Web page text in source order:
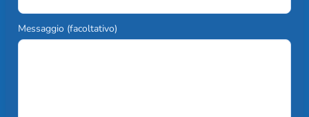
Messaggio (facoltativo)